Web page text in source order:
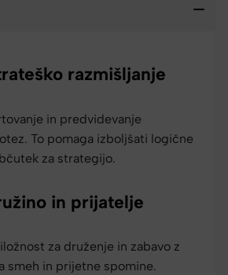
razmišljanje
in predvidevanje
To pomaga izboljšati logične
za strategijo.
in prijatelje
za druženje in zabavo z
smeh in prijetne spomine.